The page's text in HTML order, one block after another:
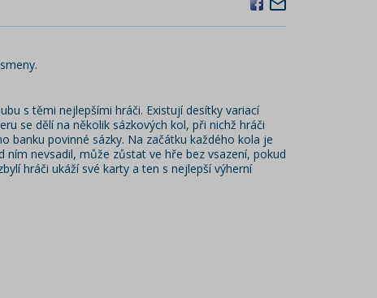
s těmi nejlepšími hráči. Existují desítky variací
se dělí na několik sázkových kol, při nichž hráči
banku povinné sázky. Na začátku každého kola je
nevsadil, může zůstat ve hře bez vsazení, pokud
hráči ukáží své karty a ten s nejlepší výherní